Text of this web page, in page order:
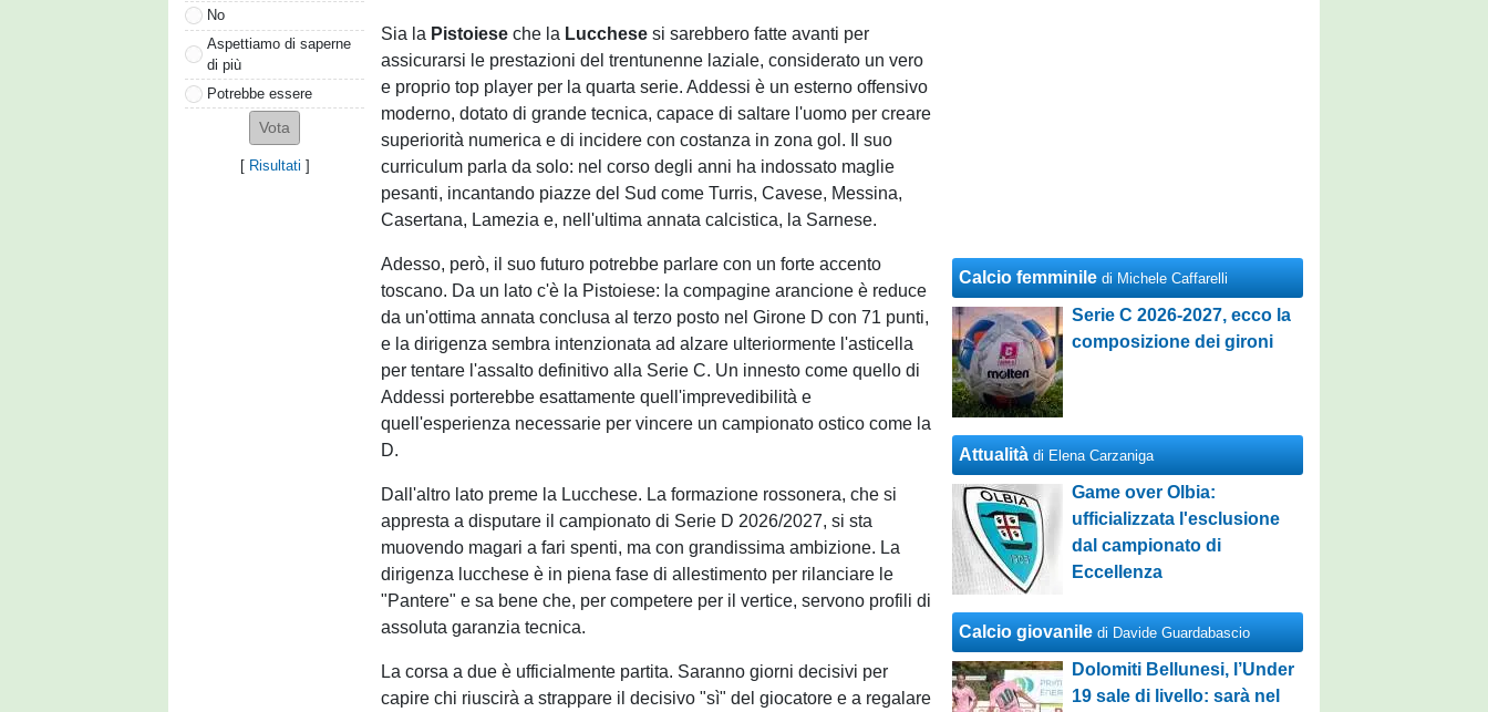
No
Aspettiamo di saperne
di più
Potrebbe essere
[ Risultati ]
Sia la Pistoieseche la Lucchesesi sarebbero fatte avanti per
assicurarsi le prestazioni del trentunenne laziale, considerato un vero
e proprio top player per la quarta serie. Addessi è un esterno offensivo
moderno, dotato di grande tecnica, capace di saltare l'uomo per creare
superiorità numerica e di incidere con costanza in zona gol. Il suo
curriculum parla da solo: nel corso degli anni ha indossato maglie
pesanti, incantando piazze del Sud come Turris, Cavese, Messina,
Casertana, Lamezia e, nell'ultima annata calcistica, la Sarnese.
Adesso, però, il suo futuro potrebbe parlare con un forte accento
toscano. Da un lato c'è la Pistoiese: la compagine arancione è reduce
da un'ottima annata conclusa al terzo posto nel Girone D con 71 punti,
e la dirigenza sembra intenzionata ad alzare ulteriormente l'asticella
per tentare l'assalto definitivo alla Serie C. Un innesto come quello di
Addessi porterebbe esattamente quell'imprevedibilità e
quell'esperienza necessarie per vincere un campionato ostico come la
D.
Dall'altro lato preme la Lucchese. La formazione rossonera, che si
appresta a disputare il campionato di Serie D 2026/2027, si sta
muovendo magari a fari spenti, ma con grandissima ambizione. La
dirigenza lucchese è in piena fase di allestimento per rilanciare le
"Pantere" e sa bene che, per competere per il vertice, servono profili di
assoluta garanzia tecnica.
La corsa a due è ufficialmente partita. Saranno giorni decisivi per
capire chi riuscirà a strappare il decisivo "sì" del giocatore e a regalare
Calcio femminile di Michele Caffarelli
Serie C 2026-2027, ecco la
composizione dei gironi
Attualità di Elena Carzaniga
Game over Olbia:
ufficializzata l'esclusione
dal campionato di
Eccellenza
Calcio giovanile di Davide Guardabascio
Dolomiti Bellunesi, l’Under
19 sale di livello: sarà nel